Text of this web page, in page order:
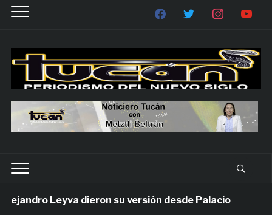
Leyva dieron su versión desde Palacio